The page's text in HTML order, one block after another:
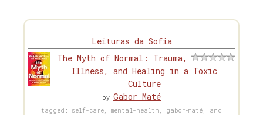
Leituras da Sofia
The Myth of Normal: Trauma,
Illness, and Healing in a Toxic
Culture
by Gabor Maté
tagged: self-care, mental-health, gabor-maté, and